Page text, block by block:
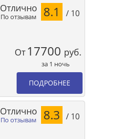
По отзывам
Отлично 8.1 / 10
От 17700 руб.
за 1 ночь
ПОДРОБНЕЕ
По отзывам
Отлично 8.3 / 10